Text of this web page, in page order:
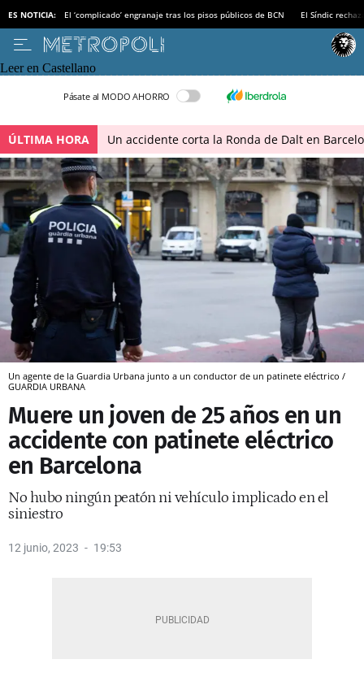
ES NOTICIA: El ‘complicado’ engranaje tras los pisos públicos de BCN El Síndic
Leer en Castellano
Pásate al MODO AHORRO
ÚLTIMA HORA Un accidente corta la Ronda de Dalt en
Un agente de la Guardia Urbana junto a un conductor de un patinete eléctrico /
GUARDIA URBANA
Muere un joven de 25 años en un
accidente con patinete eléctrico
en Barcelona
No hubo ningún peatón ni vehículo implicado en el
siniestro
12 junio, 2023 19:53